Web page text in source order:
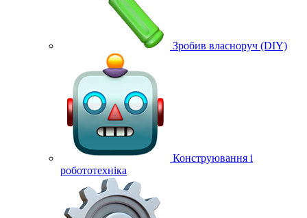
Зробив власноруч (DIY)
Конструювання і
робототехніка